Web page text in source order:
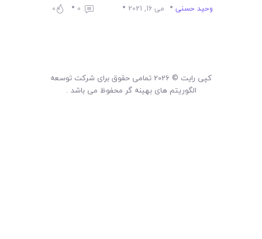
وحید حسنی می 16, 2021 0
0
کپی رایت © 2026 تمامی حقوق برای شرکت توسعه
الگوریتم های بهینه گر محفوظ می باشد .